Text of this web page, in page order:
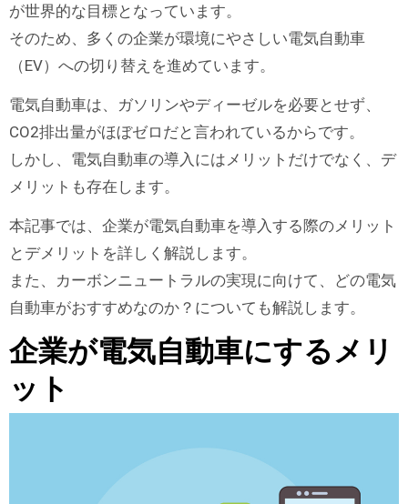
が世界的な目標となっています。
そのため、多くの企業が環境にやさしい電気自動車
（EV）への切り替えを進めています。
電気自動車は、ガソリンやディーゼルを必要とせず、
CO2排出量がほぼゼロだと言われているからです。
しかし、電気自動車の導入にはメリットだけでなく、デ
メリットも存在します。
本記事では、企業が電気自動車を導入する際のメリット
とデメリットを詳しく解説します。
また、カーボンニュートラルの実現に向けて、どの電気
自動車がおすすめなのか？についても解説します。
企業が電気自動車にするメリ
ット